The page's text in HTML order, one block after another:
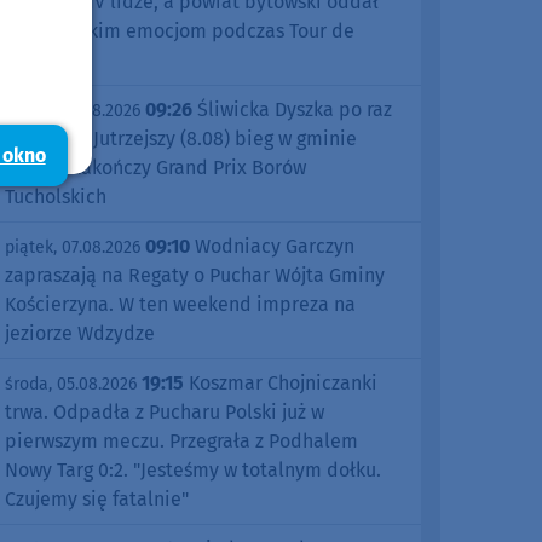
się kolarskim emocjom podczas Tour de
piątek, 07.08.2026 09:26 Śliwicka Dyszka po raz
dziesiąty. Jutrzejszy (8.08) bieg w gminie
Śliwice zakończy Grand Prix Borów
Tucholskich
piątek, 07.08.2026 09:10 Wodniacy Garczyn
zapraszają na Regaty o Puchar Wójta Gminy
Kościerzyna. W ten weekend impreza na
jeziorze Wdzydze
środa, 05.08.2026 19:15 Koszmar Chojniczanki
trwa. Odpadła z Pucharu Polski już w
pierwszym meczu. Przegrała z Podhalem
Nowy Targ 0:2. "Jesteśmy w totalnym dołku.
Czujemy się fatalnie"